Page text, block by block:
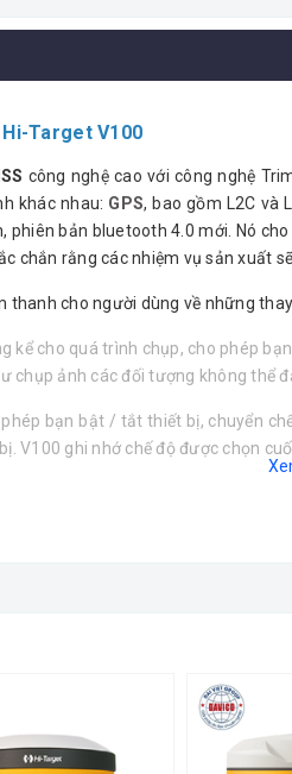
Hi-Target V100
công nghệ cao với công nghệ
khác nhau: GPS, bao gồm L2C và
phiên bản bluetooth 4.0 mới. Nó
chắn rằng các nhiệm vụ sản xuất
thanh cho người dùng về những
kể cho quá trình chụp, cho phép
ảnh các đối tượng không thể
bạn bật / tắt thiết bị, chuyển
V100 ghi nhớ chế độ được chọn
2 Tần Số GPS RTK Hi-